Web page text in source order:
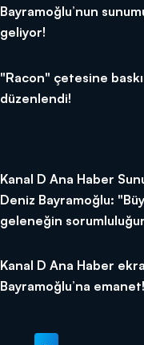
Bayramoğlu’nun
geliyor!
"Racon" çetesine
düzenlendi!
Kanal D Ana Haber
Deniz Bayramoğlu:
geleneğin
Kanal D Ana Haber
Bayramoğlu’na emanet!